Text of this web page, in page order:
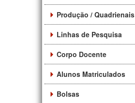
Produção / Quadrienais
Linhas de Pesquisa
Corpo Docente
Alunos Matriculados
Bolsas